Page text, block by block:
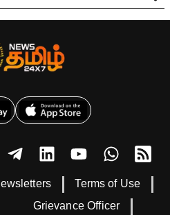
Terms of Use
Grievance Officer